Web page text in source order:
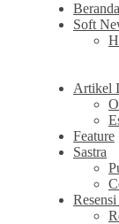
Beranda
Soft
Artikel
Feature
Sastra